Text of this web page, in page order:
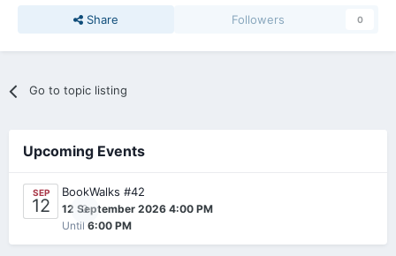
Share Followers 0
Go to topic listing
Upcoming Events
SEP
12 0
BookWalks #42
12 September 2026 4:00 PM
Until 6:00 PM